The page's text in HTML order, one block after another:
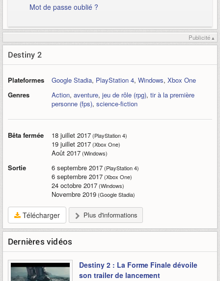
Mot de passe oublié ?
Publicité ▴
Destiny 2
Plateformes Google Stadia, PlayStation 4, Windows, Xbox One
Genres
Action, aventure, jeu de rôle (rpg), tir à la première
personne (fps), science-fiction
Bêta fermée 18 juillet 2017(PlayStation 4)
19 juillet 2017(Xbox One)
Août 2017(Windows)
Sortie 6 septembre 2017(PlayStation 4)
6 septembre 2017(Xbox One)
24 octobre 2017(Windows)
Novembre 2019(Google Stadia)
Télécharger Plus d'informations
Dernières vidéos
Destiny 2 : La Forme Finale dévoile
son trailer de lancement